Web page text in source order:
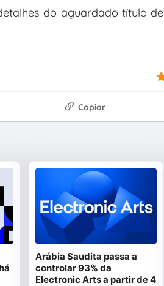
do aguardado título
Copiar
Arábia Saudita passa a
controlar 93% da
Electronic Arts a partir de 4